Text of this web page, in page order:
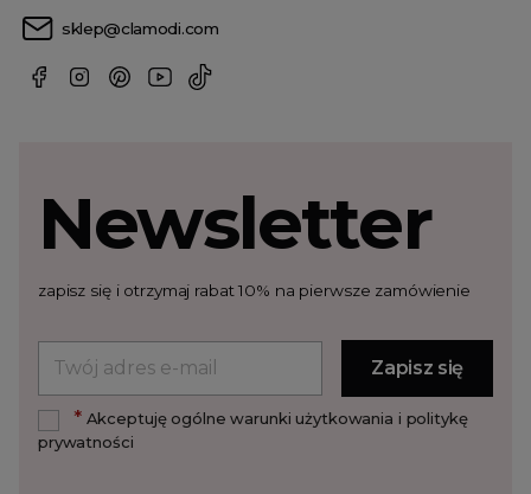
sklep@clamodi.com
Newsletter
zapisz się i otrzymaj rabat 10% na pierwsze zamówienie
*Akceptuję ogólne warunki użytkowania i politykę
prywatności